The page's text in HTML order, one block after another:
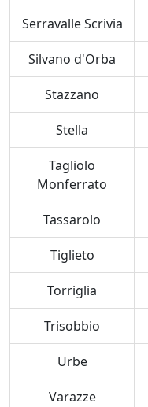
Serravalle Scrivia
Silvano d'Orba
Stazzano
Stella
Tagliolo
Monferrato
Tassarolo
Tiglieto
Torriglia
Trisobbio
Urbe
Varazze